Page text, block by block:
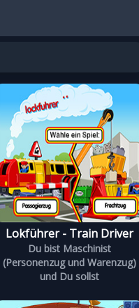
Lokführer - Train Driver
Du bist Maschinist
(Personenzug und Warenzug)
und Du sollst